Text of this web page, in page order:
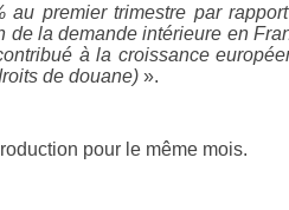
premier trimestre par
de la demande intérieure en
à la croissance
de douane) ».
pour le même mois.